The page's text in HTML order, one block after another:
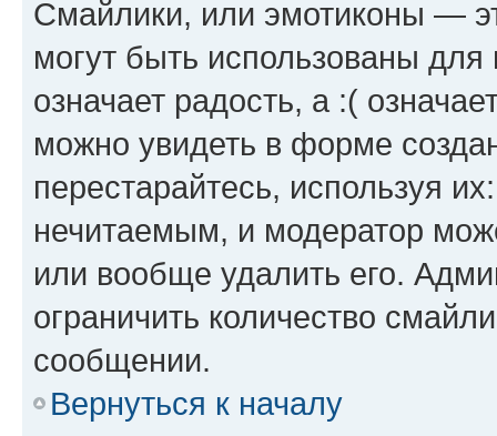
Смайлики, или эмотиконы —
могут быть использованы
означает радость, а :(
можно увидеть в форме
перестарайтесь, используя
нечитаемым, и модератор
или вообще удалить его.
ограничить количество
сообщении.
Вернуться к началу